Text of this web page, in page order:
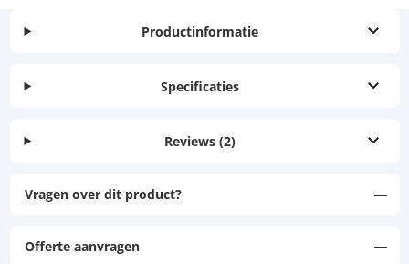
Productinformatie
Specificaties
Reviews (2)
Vragen over dit product?
Offerte aanvragen